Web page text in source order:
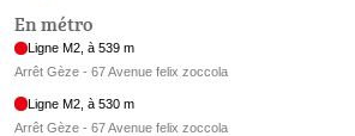
En métro
Ligne M2, à 539 m
Arrêt Gèze - 67 Avenue felix zoccola
Ligne M2, à 530 m
Arrêt Gèze - 67 Avenue felix zoccola